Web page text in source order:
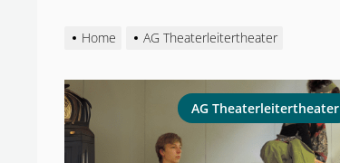
content
Home AG Theaterleitertheater
AG Theaterleitertheater